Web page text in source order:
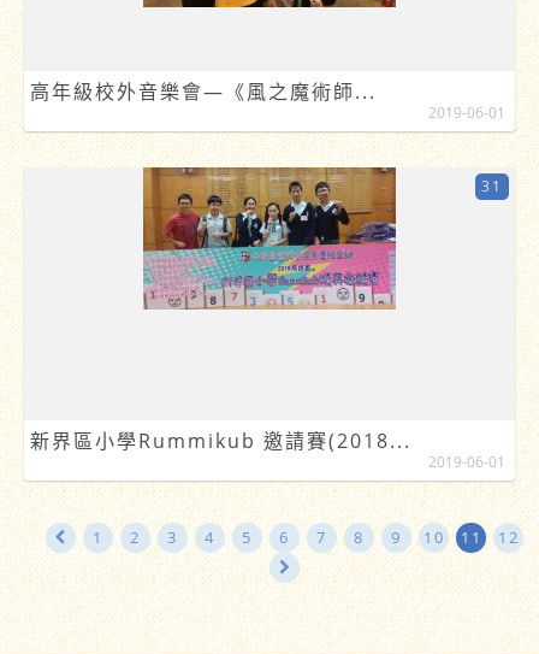
高年級校外音樂會—《風之魔術師...
2019-06-01
新界區小學Rummikub 邀請賽(2018...
31
2019-06-01
1 2 3 4 5 6 7 8 9 10 11 12